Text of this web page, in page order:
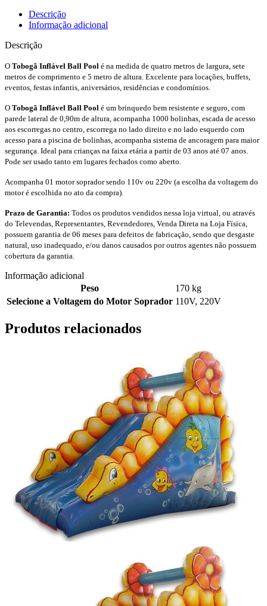
Descrição
Informação adicional
Descrição
O Tobogã Inflável Ball Pool é na medida de quatro metros de largura, sete
metros de comprimento e 5 metro de altura. Excelente para locações, buffets,
eventos, festas infantis, aniversários, residências e condomínios.
O Tobogã Inflável Ball Pool é um brinquedo bem resistente e seguro, com
parede lateral de 0,90m de altura, acompanha 1000 bolinhas, escada de acesso
aos escorregas no centro, escorrega no lado direito e no lado esquerdo com
acesso para a piscina de bolinhas, acompanha sistema de ancoragem para maior
segurança. Ideal para crianças na faixa etária a partir de 03 anos até 07 anos.
Pode ser usado tanto em lugares fechados como aberto.
Acompanha 01 motor soprador sendo 110v ou 220v (a escolha da voltagem do
motor é escolhida no ato da compra).
Prazo de Garantia: Todos os produtos vendidos nessa loja virtual, ou através
do Televendas, Representantes, Revendedores, Venda Direta na Loja Física,
possuem garantia de 06 meses para defeitos de fabricação, sendo que desgaste
natural, uso inadequado, e/ou danos causados por outros agentes não possuem
cobertura da garantia.
Informação adicional
Peso
170 kg
Selecione a Voltagem do Motor Soprador 110V, 220V
Produtos relacionados